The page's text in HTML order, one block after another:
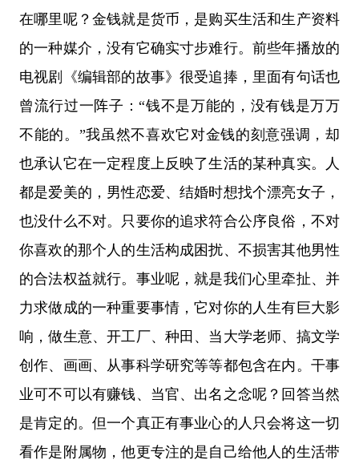
在哪里呢？金钱就是货币，是购买生活和生产资料
的一种媒介，没有它确实寸步难行。前些年播放的
电视剧《编辑部的故事》很受追捧，里面有句话也
曾流行过一阵子：“钱不是万能的，没有钱是万万
不能的。”我虽然不喜欢它对金钱的刻意强调，却
也承认它在一定程度上反映了生活的某种真实。人
都是爱美的，男性恋爱、结婚时想找个漂亮女子，
也没什么不对。只要你的追求符合公序良俗，不对
你喜欢的那个人的生活构成困扰、不损害其他男性
的合法权益就行。事业呢，就是我们心里牵扯、并
力求做成的一种重要事情，它对你的人生有巨大影
响，做生意、开工厂、种田、当大学老师、搞文学
创作、画画、从事科学研究等等都包含在内。干事
业可不可以有赚钱、当官、出名之念呢？回答当然
是肯定的。但一个真正有事业心的人只会将这一切
看作是附属物，他更专注的是自己给他人的生活带